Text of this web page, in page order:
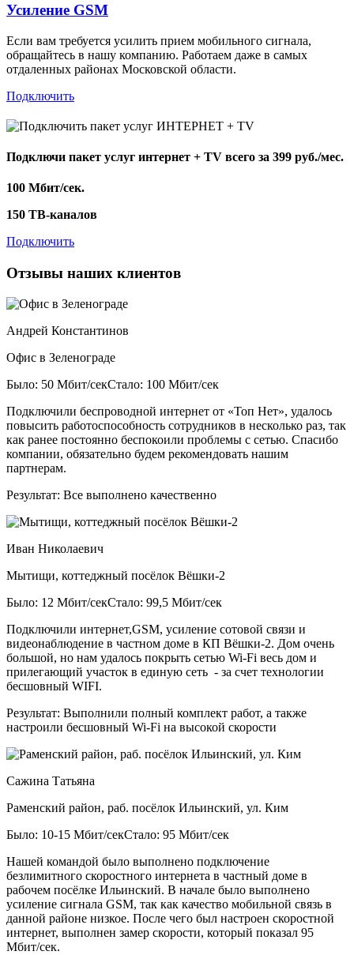
Усиление GSM
Если вам требуется усилить прием мобильного сигнала,
обращайтесь в нашу компанию. Работаем даже в самых
отдаленных районах Московской области.
Подключить
Подключи пакет услуг интернет + TV всего за 399 руб./мес.
100 Мбит/сек.
150 ТВ-каналов
Подключить
Отзывы наших клиентов
Андрей Константинов
Офис в Зеленограде
Было: 50 Мбит/секСтало: 100 Мбит/сек
Подключили беспроводной интернет от «Топ Нет», удалось
повысить работоспособность сотрудников в несколько раз, так
как ранее постоянно беспокоили проблемы с сетью. Спасибо
компании, обязательно будем рекомендовать нашим
партнерам.
Результат: Все выполнено качественно
Иван Николаевич
Мытищи, коттеджный посёлок Вёшки-2
Было: 12 Мбит/секСтало: 99,5 Мбит/сек
Подключили интернет,GSM, усиление сотовой связи и
видеонаблюдение в частном доме в КП Вёшки-2. Дом очень
большой, но нам удалось покрыть сетью Wi-Fi весь дом и
прилегающий участок в единую сеть - за счет технологии
бесшовный WIFI.
Результат: Выполнили полный комплект работ, а также
настроили бесшовный Wi-Fi на высокой скорости
Сажина Татьяна
Раменский район, раб. посёлок Ильинский, ул. Ким
Было: 10-15 Мбит/секСтало: 95 Мбит/сек
Нашей командой было выполнено подключение
безлимитного скоростного интернета в частный доме в
рабочем посёлке Ильинский. В начале было выполнено
усиление сигнала GSM, так как качество мобильной связь в
данной районе низкое. После чего был настроен скоростной
интернет, выполнен замер скорости, который показал 95
Мбит/сек.